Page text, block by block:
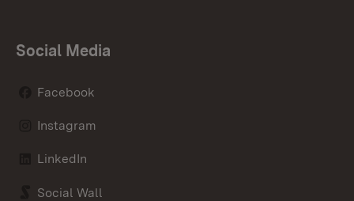
Social Media
Facebook
Instagram
LinkedIn
Social Wall